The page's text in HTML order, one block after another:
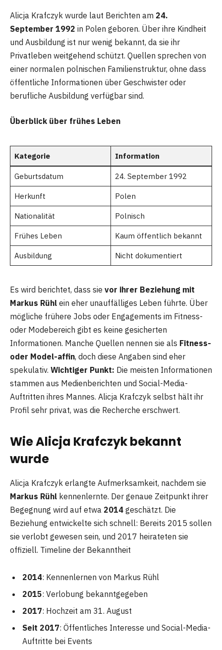
Alicja Krafczyk wurde laut Berichten am 24.
September 1992 in Polen geboren. Über ihre Kindheit
und Ausbildung ist nur wenig bekannt, da sie ihr
Privatleben weitgehend schützt. Quellen sprechen von
einer normalen polnischen Familienstruktur, ohne dass
öffentliche Informationen über Geschwister oder
berufliche Ausbildung verfügbar sind.
Überblick über frühes Leben
Kategorie Information
Geburtsdatum 24. September 1992
Herkunft Polen
Nationalität Polnisch
Frühes Leben Kaum öffentlich bekannt
Ausbildung Nicht dokumentiert
Es wird berichtet, dass sie vor ihrer Beziehung mit
Markus Rühl ein eher unauffälliges Leben führte. Über
mögliche frühere Jobs oder Engagements im Fitness-
oder Modebereich gibt es keine gesicherten
Informationen. Manche Quellen nennen sie als Fitness-
oder Model-affin, doch diese Angaben sind eher
spekulativ. Wichtiger Punkt: Die meisten Informationen
stammen aus Medienberichten und Social-Media-
Auftritten ihres Mannes. Alicja Krafczyk selbst hält ihr
Profil sehr privat, was die Recherche erschwert.
Wie Alicja Krafczyk bekannt
wurde
Alicja Krafczyk erlangte Aufmerksamkeit, nachdem sie
Markus Rühl kennenlernte. Der genaue Zeitpunkt ihrer
Begegnung wird auf etwa 2014 geschätzt. Die
Beziehung entwickelte sich schnell: Bereits 2015 sollen
sie verlobt gewesen sein, und 2017 heirateten sie
offiziell. Timeline der Bekanntheit
2014: Kennenlernen von Markus Rühl
2015: Verlobung bekanntgegeben
2017: Hochzeit am 31. August
Seit 2017: Öffentliches Interesse und Social-Media-
Auftritte bei Events